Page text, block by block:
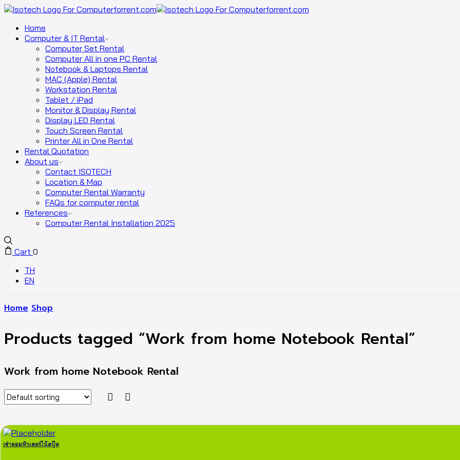
Home
Computer & IT Rental
Computer Set Rental
Computer All in one PC Rental
Notebook & Laptops Rental
MAC (Apple) Rental
Workstation Rental
Tablet / iPad
Monitor & Display Rental
Display LED Rental
Touch Screen Rental
Printer All in One Rental
Rental Quotation
About us
Contact ISOTECH
Location & Map
Computer Rental Warranty
FAQs for computer rental
References
Computer Rental Installation 2025
Cart 0
TH
EN
Home Shop
Products tagged “Work from home Notebook Rental”
Work from home Notebook Rental
เช่าคอมพิวเตอร์โน้ตบุ๊ค